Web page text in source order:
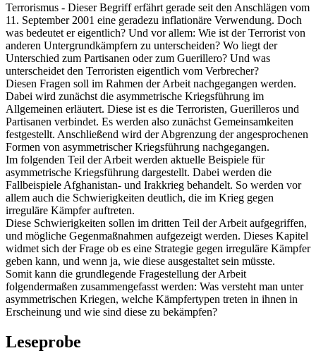
Terrorismus - Dieser Begriff erfährt gerade seit den Anschlägen vom
11. September 2001 eine geradezu inflationäre Verwendung. Doch
was bedeutet er eigentlich? Und vor allem: Wie ist der Terrorist von
anderen Untergrundkämpfern zu unterscheiden? Wo liegt der
Unterschied zum Partisanen oder zum Guerillero? Und was
unterscheidet den Terroristen eigentlich vom Verbrecher?
Diesen Fragen soll im Rahmen der Arbeit nachgegangen werden.
Dabei wird zunächst die asymmetrische Kriegsführung im
Allgemeinen erläutert. Diese ist es die Terroristen, Guerilleros und
Partisanen verbindet. Es werden also zunächst Gemeinsamkeiten
festgestellt. Anschließend wird der Abgrenzung der angesprochenen
Formen von asymmetrischer Kriegsführung nachgegangen.
Im folgenden Teil der Arbeit werden aktuelle Beispiele für
asymmetrische Kriegsführung dargestellt. Dabei werden die
Fallbeispiele Afghanistan- und Irakkrieg behandelt. So werden vor
allem auch die Schwierigkeiten deutlich, die im Krieg gegen
irreguläre Kämpfer auftreten.
Diese Schwierigkeiten sollen im dritten Teil der Arbeit aufgegriffen,
und mögliche Gegenmaßnahmen aufgezeigt werden. Dieses Kapitel
widmet sich der Frage ob es eine Strategie gegen irreguläre Kämpfer
geben kann, und wenn ja, wie diese ausgestaltet sein müsste.
Somit kann die grundlegende Fragestellung der Arbeit
folgendermaßen zusammengefasst werden: Was versteht man unter
asymmetrischen Kriegen, welche Kämpfertypen treten in ihnen in
Erscheinung und wie sind diese zu bekämpfen?
Leseprobe